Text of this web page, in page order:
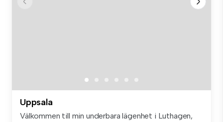
Uppsala
Välkommen till min underbara lägenhet i Luthagen,